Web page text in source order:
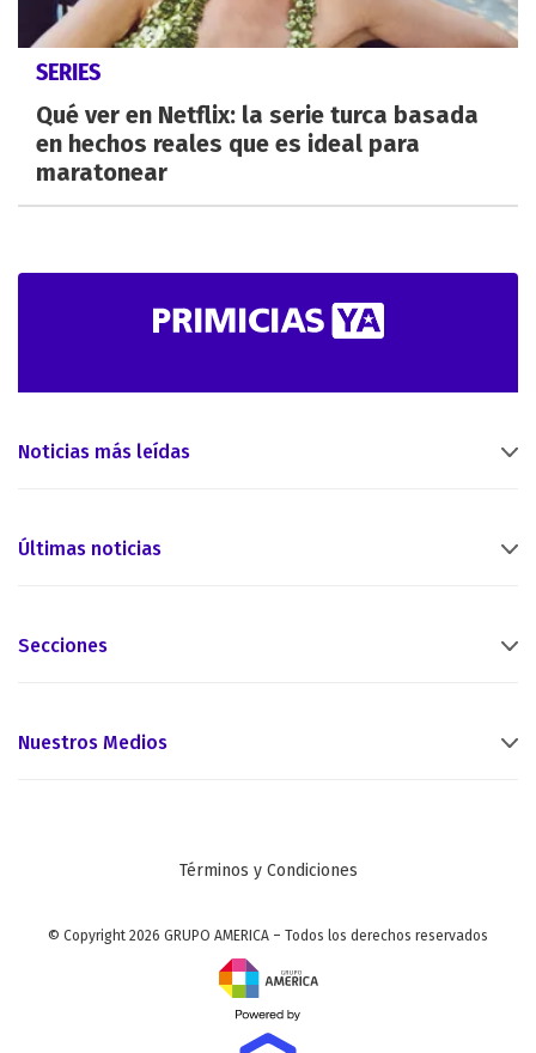
SERIES
Qué ver en Netflix: la serie turca basada
en hechos reales que es ideal para
maratonear
Noticias más leídas
Últimas noticias
Secciones
Nuestros Medios
Términos y Condiciones
© Copyright 2026 GRUPO AMERICA – Todos los derechos reservados